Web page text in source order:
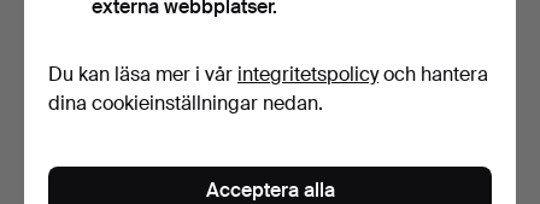
externa webbplatser.
Du kan läsa mer i vår integritetspolicyoch hantera
dina cookieinställningar nedan.
Acceptera alla